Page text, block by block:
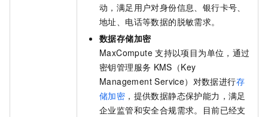
动，满足用户对身份信息、银行卡号、
地址、电话等数据的脱敏需求。
数据存储加密
MaxCompute 支持以项目为单位，通过
密钥管理服务 KMS（Key
Management Service）对数据进行存
储加密 ，提供数据静态保护能力，满足
企业监管和安全合规需求。目前已经支